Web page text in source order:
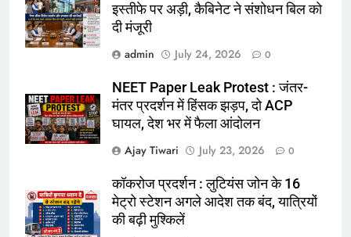
इस्तीफे पर अड़ी, कैबिनेट ने संशोधन बिल को
दी मंजूरी
admin
July 24, 2026 0
NEET Paper Leak Protest : जंतर-
मंतर प्रदर्शन में हिंसक झड़प, दो ACP
घायल, देश भर में फैला आंदोलन
Ajay Tiwari
July 23, 2026 0
कॉकरोज प्रदर्शन : लुटियंस जोन के 16
मेट्रो स्टेशन अगले आदेश तक बंद, यात्रियों
की बढ़ी मुश्किलें